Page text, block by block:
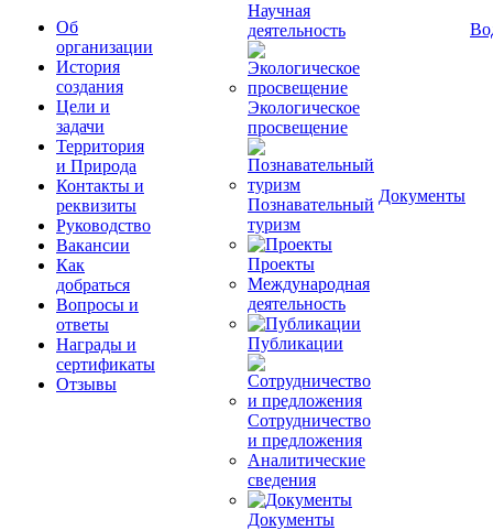
Об
организации
История
создания
Цели и
задачи
Территория
и Природа
Контакты и
реквизиты
Руководство
Вакансии
Как
добраться
Вопросы и
ответы
Награды и
сертификаты
Отзывы
Научная
деятельность
Экологическое
просвещение
Познавательный
туризм
Проекты
Международная
деятельность
Публикации
Сотрудничество
и предложения
Аналитические
сведения
Документы
Документы